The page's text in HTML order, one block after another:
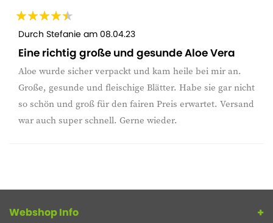
Durch Stefanie am 08.04.23
Eine richtig große und gesunde Aloe Vera
Aloe wurde sicher verpackt und kam heile bei mir an.
Große, gesunde und fleischige Blätter. Habe sie gar nicht
so schön und groß für den fairen Preis erwartet. Versand
war auch super schnell. Gerne wieder.
Webshop Info